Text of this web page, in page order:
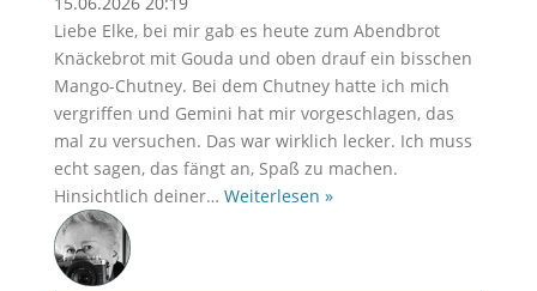
Liebe Elke, bei mir gab es heute zum Abendbrot
Knäckebrot mit Gouda und oben drauf ein bisschen
Mango-Chutney. Bei dem Chutney hatte ich mich
vergriffen und Gemini hat mir vorgeschlagen, das
mal zu versuchen. Das war wirklich lecker. Ich muss
echt sagen, das fängt an, Spaß zu machen.
Hinsichtlich deiner… Weiterlesen »